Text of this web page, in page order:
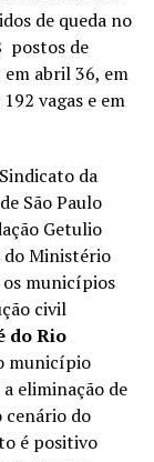
de queda no
postos de
abril 36, em
vagas e em
da
São Paulo
Getulio
do Ministério
municípios
civil
do Rio
município
eliminação de
cenário do
é positivo